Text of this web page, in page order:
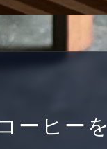
ーヒーを